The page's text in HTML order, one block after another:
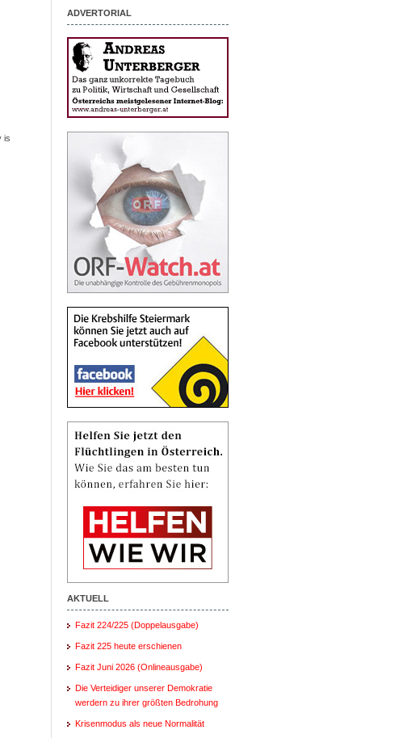
is
ADVERTORIAL
AKTUELL
Fazit 224/225 (Doppelausgabe)
Fazit 225 heute erschienen
Fazit Juni 2026 (Onlineausgabe)
Die Verteidiger unserer Demokratie
werdern zu ihrer größten Bedrohung
Krisenmodus als neue Normalität